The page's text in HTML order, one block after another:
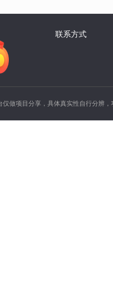
联系方式
仅做项目分享，具体真实性自行分辨